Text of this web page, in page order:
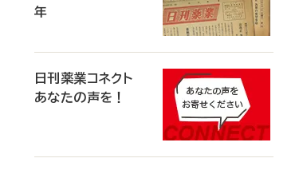
年
日刊薬業コネクト
あなたの声を！